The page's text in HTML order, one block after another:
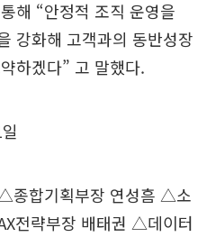
해 “안정적 조직 운영을
강화해 고객과의 동반성장
하겠다” 고 말했다.
종합기획부장 연성흠 △소
전략부장 배태권 △데이터